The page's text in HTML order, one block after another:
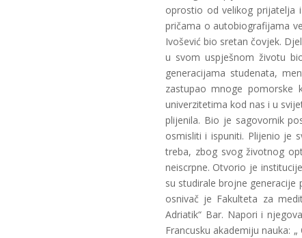
oprostio od velikog prijatelja
pričama o autobiografijama
Ivošević bio sretan čovjek.
u svom uspješnom životu
generacijama studenata,
zastupao mnoge pomorske
univerzitetima kod nas i u
plijenila. Bio je sagovornik
osmisliti i ispuniti. Plijenio je
treba, zbog svog životnog
neiscrpne. Otvorio je
su studirale brojne
osnivač je Fakulteta za
Adriatik“ Bar. Napori i
Francusku akademiju nauka: